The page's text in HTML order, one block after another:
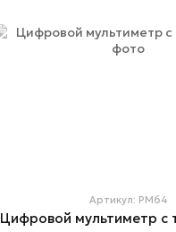
Артикул: PM64
Цифровой мультиметр с